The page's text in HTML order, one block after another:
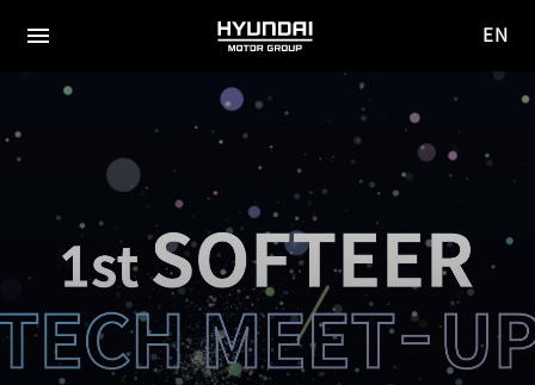
메뉴
HYUNDAI
GROUP
EN